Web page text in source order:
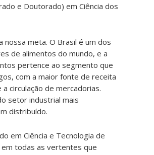
e Doutorado) em Ciência dos
nossa meta. O Brasil é um dos
de alimentos do mundo, e a
pertence ao segmento que
com a maior fonte de receita
circulação de mercadorias.
setor industrial mais
distribuído.
em Ciência e Tecnologia de
todas as vertentes que